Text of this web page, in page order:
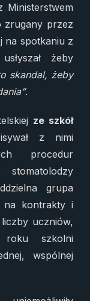
Ministerstwem
zrugany przez
na spotkaniu z
żeby
skandal, żeby
.
ze szkół
z nimi
procedur
stomatolodzy
grupa
na kontrakty i
uczniów,
szkolni
wspólnej